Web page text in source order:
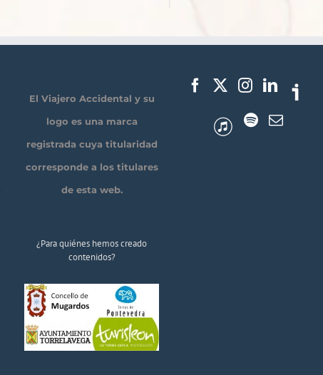
El Viajero Accidental y su
logo es una marca
registrada cuya titularidad
corresponde a los titulares
de esta web.
¿Para quiénes hemos creado
contenidos?